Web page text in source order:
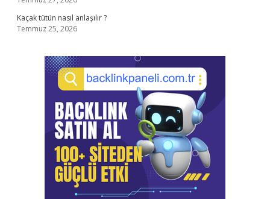
Kaçak tütün nasıl anlaşılır ?
Temmuz 25, 2026